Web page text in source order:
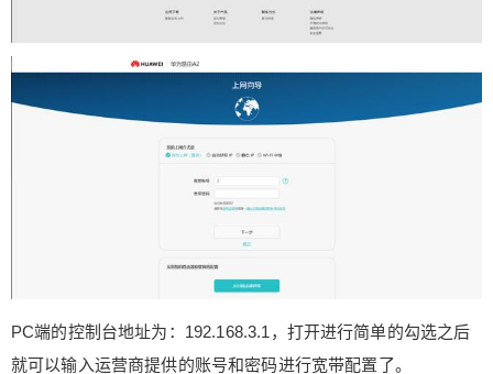
PC端的控制台地址为：192.168.3.1，打开进行简单的勾选之后
就可以输入运营商提供的账号和密码进行宽带配置了。
5 元
¥
6位以上